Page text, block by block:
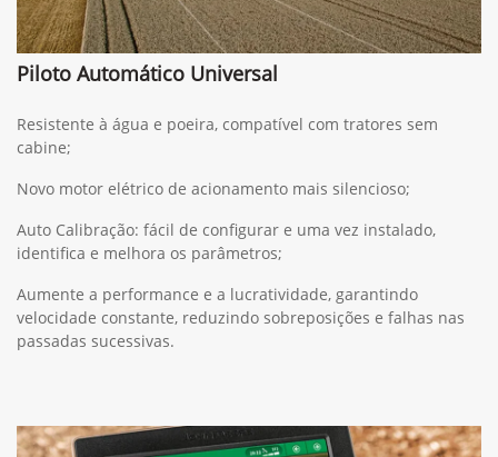
Piloto Automático Universal
Resistente à água e poeira, compatível com tratores sem
cabine;
Novo motor elétrico de acionamento mais silencioso;
Auto Calibração: fácil de configurar e uma vez instalado,
identifica e melhora os parâmetros;
Aumente a performance e a lucratividade, garantindo
velocidade constante, reduzindo sobreposições e falhas nas
passadas sucessivas.